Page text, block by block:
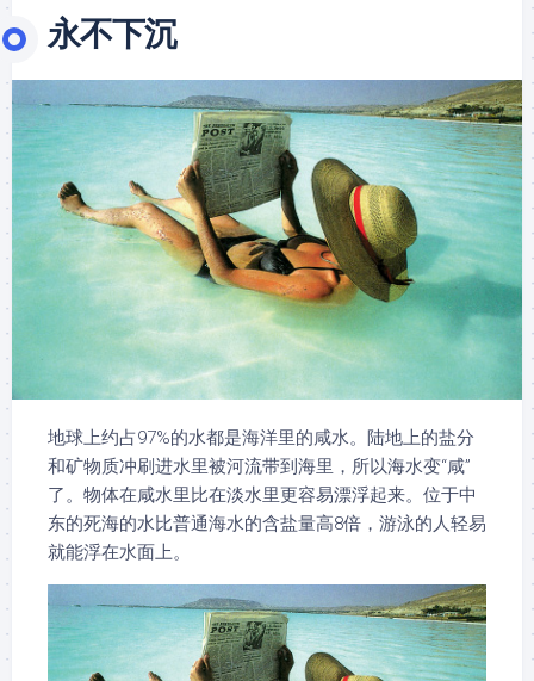
永不下沉
地球上约占97%的水都是海洋里的咸水。陆地上的盐分
和矿物质冲刷进水里被河流带到海里，所以海水变“咸”
了。物体在咸水里比在淡水里更容易漂浮起来。位于中
东的死海的水比普通海水的含盐量高8倍，游泳的人轻易
就能浮在水面上。